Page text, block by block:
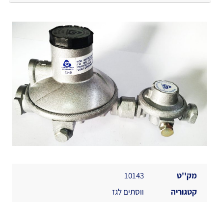
מק''ט
10143
קטגוריה
ווסתים לגז